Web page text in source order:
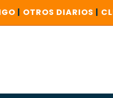
| OTROS DIARIOS |